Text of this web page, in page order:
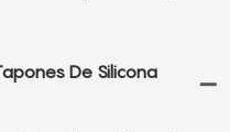
De Silicona